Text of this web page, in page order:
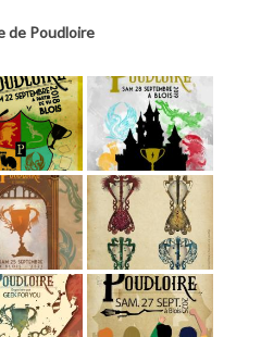
de Poudloire